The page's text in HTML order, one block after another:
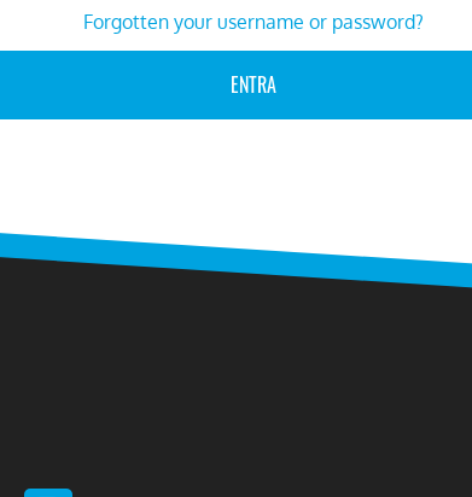
Forgotten your username or password?